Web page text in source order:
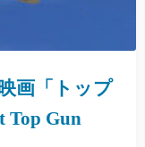
画「トップ
Top Gun